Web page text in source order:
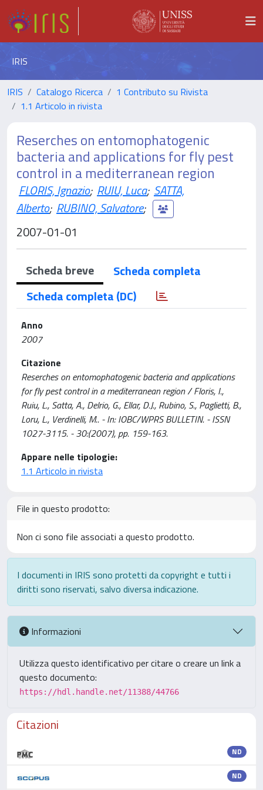
IRIS
IRIS Catalogo Ricerca
1 Contributo su Rivista
1.1 Articolo in rivista
Reserches on entomophatogenic
bacteria and applications for fly pest
control in a mediterranean region
FLORIS, Ignazio; RUIU, Luca; SATTA,
Alberto; RUBINO, Salvatore;
2007-01-01
Scheda breve
Scheda completa
Scheda completa (DC)
Anno
2007
Citazione
Reserches on entomophatogenic bacteria and applications
for fly pest control in a mediterranean region / Floris, I.,
Ruiu, L., Satta, A., Delrio, G., Ellar, D.J., Rubino, S., Paglietti, B.,
Loru, L., Verdinelli, M.. - In: IOBC/WPRS BULLETIN. - ISSN
1027-3115. - 30:(2007), pp. 159-163.
Appare nelle tipologie:
1.1 Articolo in rivista
File in questo prodotto:
Non ci sono file associati a questo prodotto.
I documenti in IRIS sono protetti da copyright e tutti i
diritti sono riservati, salvo diversa indicazione.
Informazioni
Utilizza questo identificativo per citare o creare un link a
questo documento:
https://hdl.handle.net/11388/44766
Citazioni
ND
ND